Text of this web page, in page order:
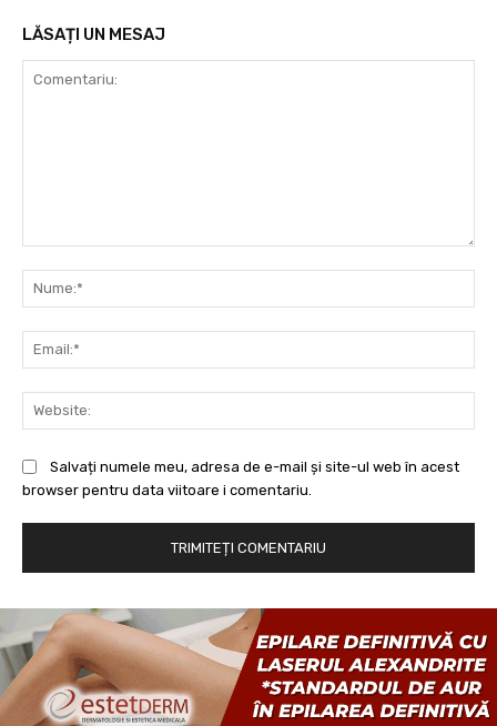
LĂSAȚI UN MESAJ
Salvați numele meu, adresa de e-mail și site-ul web în acest
browser pentru data viitoare i comentariu.